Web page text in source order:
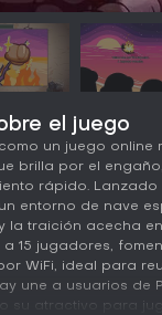
el juego
un juego online
brilla por el
rápido. Lanzado
entorno de nave
la traición acecha
15 jugadores,
WiFi, ideal para
une a usuarios de
su atractivo para